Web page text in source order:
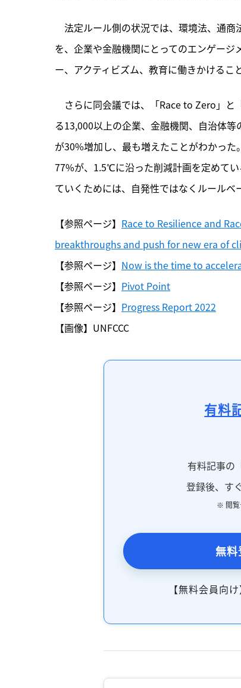
法定ルール側の状況では、環境法、通商
を、企業や金融機関にとってのエンゲー
ー、アクティビズム、教育に働きかけるこ
さらに同会議では、「Race to Zero」と
る13,000以上の企業、金融機関、自治体
が30%増加し、最も増えたことがわかっ
77%が、1.5℃に沿った削減計画を定めて
ていくためには、自発性ではなくルールベ
【参照ページ】 Race to Resilience and
breakthroughs and push for new era of
【参照ページ】 Now is the time to
【参照ページ】 Pivot Point
【参照ページ】 Progress Report 2022
【画像】UNFCCC
有料
有料記事の
登録後、す
※ 閲覧
無料
【無料会員向